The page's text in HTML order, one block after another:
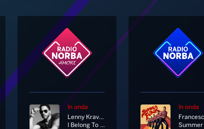
In onda
Lenny Kravitz
I Belong To You
In onda